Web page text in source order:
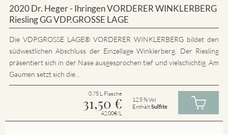
2020 Dr. Heger - Ihringen VORDERER WINKLERBERG
Riesling GG VDP.GROSSE LAGE
Die VDP.GROSSE LAGE® VORDERER WINKLERBERG bildet den
südwestlichen Abschluss der Einzellage Winklerberg. Der Riesling
präsentiert sich in der Nase ausgesprochen tief und vielschichtig. Am
Gaumen setzt sich die...
0.75 L Flasche
31,50 €
42.00€/L
12.5 % Vol
EnthältSulfite